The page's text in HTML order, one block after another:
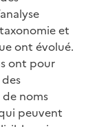
et
ont évolué.
ont pour
noms
peuvent